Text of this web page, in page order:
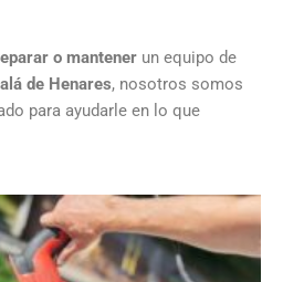
o mantener un equipo de
de Henares, nosotros somos
para ayudarle en lo que